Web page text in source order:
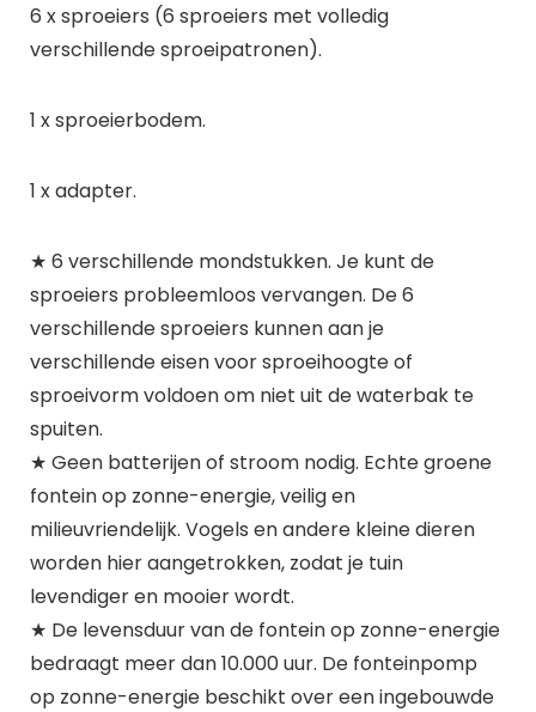
6 x sproeiers (6 sproeiers met volledig
verschillende sproeipatronen).
1 x sproeierbodem.
1 x adapter.
★ 6 verschillende mondstukken. Je kunt de
sproeiers probleemloos vervangen. De 6
verschillende sproeiers kunnen aan je
verschillende eisen voor sproeihoogte of
sproeivorm voldoen om niet uit de waterbak te
spuiten.
★ Geen batterijen of stroom nodig. Echte groene
fontein op zonne-energie, veilig en
milieuvriendelijk. Vogels en andere kleine dieren
worden hier aangetrokken, zodat je tuin
levendiger en mooier wordt.
★ De levensduur van de fontein op zonne-energie
bedraagt meer dan 10.000 uur. De fonteinpomp
op zonne-energie beschikt over een ingebouwde